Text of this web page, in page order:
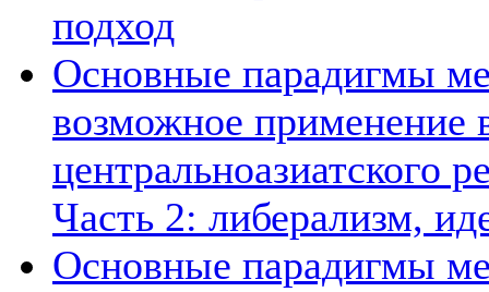
подход
Основные парадигмы
возможное применение
центральноазиатского
Часть 2: либерализм,
Основные парадигмы